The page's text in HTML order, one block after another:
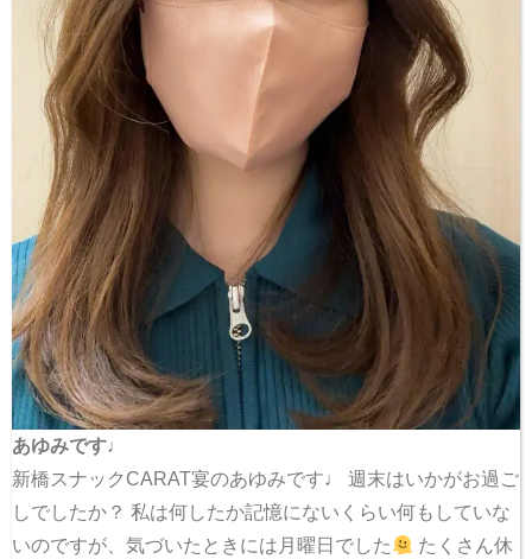
あゆみです♩
新橋スナックCARAT宴のあゆみです♩ 週末はいかがお過ご
しでしたか？ 私は何したか記憶にないくらい何もしていな
いのですが、気づいたときには月曜日でした
たくさん休